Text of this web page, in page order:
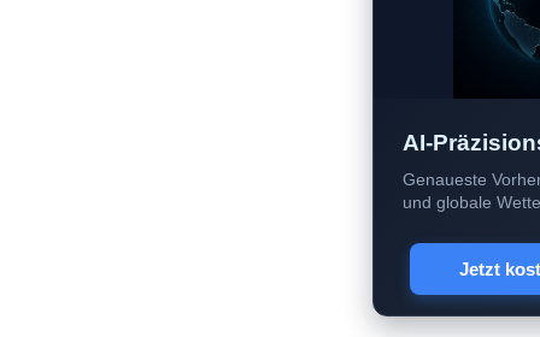
AI-
Genaueste
und globale
Jetzt